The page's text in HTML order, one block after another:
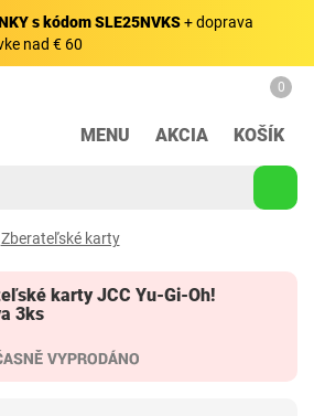
s kódom SLE25NVKS+ doprava
nad € 60
MENU AKCIA
0
KOŠÍK
Zberateľské karty
karty JCC Yu-Gi-Oh!
3ks